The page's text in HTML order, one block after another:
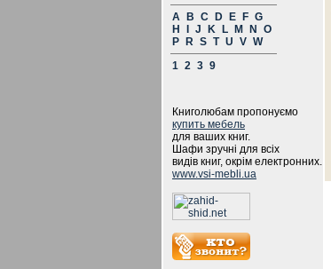
A
B C D E F G
H
J K L M N
O
P
R S T U V W
1 2 3 9
Книголюбам пропонуємо
купить мебель
для ваших книг.
Шафи зручні для всіх
видів книг, окрім електронних.
www.vsi-mebli.ua